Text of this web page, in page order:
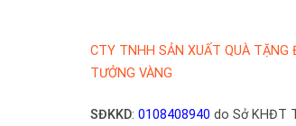
CTY TNHH SẢN XUẤT QUÀ TẶNG
TƯỞNG VÀNG
SĐKKD:0108408940 do Sở KHĐT